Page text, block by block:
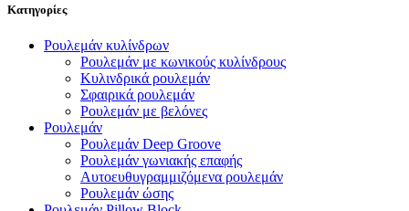
Κατηγορίες
Ρουλεμάν κυλίνδρων
Ρουλεμάν με κωνικούς κυλίνδρους
Κυλινδρικά ρουλεμάν
Σφαιρικά ρουλεμάν
Ρουλεμάν με βελόνες
Ρουλεμάν
Ρουλεμάν Deep Groove
Ρουλεμάν γωνιακής επαφής
Αυτοευθυγραμμιζόμενα ρουλεμάν
Ρουλεμάν ώσης